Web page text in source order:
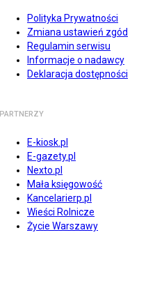
Polityka Prywatności
Zmiana ustawień zgód
Regulamin serwisu
Informacje o nadawcy
Deklaracja dostępności
PARTNERZY
E-kiosk.pl
E-gazety.pl
Nexto.pl
Mała księgowość
Kancelarierp.pl
Wieści Rolnicze
Życie Warszawy